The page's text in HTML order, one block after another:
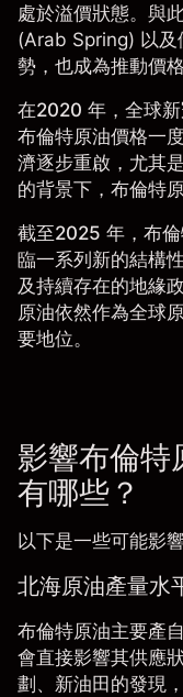
處於溢價狀態。與
(Arab Spring) 以及
勢，也成為推動價
在2020 年 ，全球
布倫特原油價格一
濟逐步重啟，尤其
的背景下，布倫特
截至2025 年 ，布
臨一系列新的結構
及持續存在的地緣
原油依然作為全球
要地位。
影響布倫特
有哪些？
以下是一些可能影
北海原油產量水
布倫特原油主要產
會直接影響其供應
劃、新油田的發現